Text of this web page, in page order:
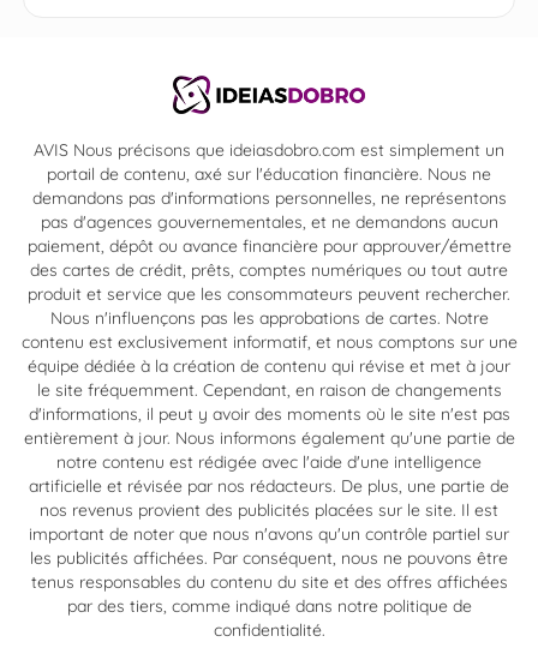
AVIS Nous précisons que ideiasdobro.com est simplement un
portail de contenu, axé sur l'éducation financière. Nous ne
demandons pas d'informations personnelles, ne représentons
pas d'agences gouvernementales, et ne demandons aucun
paiement, dépôt ou avance financière pour approuver/émettre
des cartes de crédit, prêts, comptes numériques ou tout autre
produit et service que les consommateurs peuvent rechercher.
Nous n'influençons pas les approbations de cartes. Notre
contenu est exclusivement informatif, et nous comptons sur une
équipe dédiée à la création de contenu qui révise et met à jour
le site fréquemment. Cependant, en raison de changements
d'informations, il peut y avoir des moments où le site n'est pas
entièrement à jour. Nous informons également qu'une partie de
notre contenu est rédigée avec l'aide d'une intelligence
artificielle et révisée par nos rédacteurs. De plus, une partie de
nos revenus provient des publicités placées sur le site. Il est
important de noter que nous n'avons qu'un contrôle partiel sur
les publicités affichées. Par conséquent, nous ne pouvons être
tenus responsables du contenu du site et des offres affichées
par des tiers, comme indiqué dans notre politique de
confidentialité.